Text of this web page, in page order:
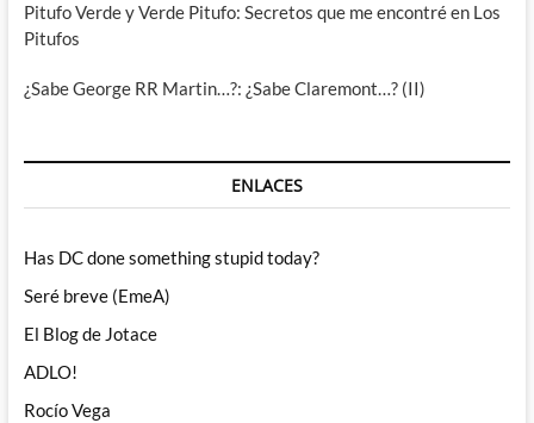
Pitufo Verde y Verde Pitufo: Secretos que me encontré en Los
Pitufos
¿Sabe George RR Martin…?: ¿Sabe Claremont…? (II)
ENLACES
Has DC done something stupid today?
Seré breve (EmeA)
El Blog de Jotace
ADLO!
Rocío Vega